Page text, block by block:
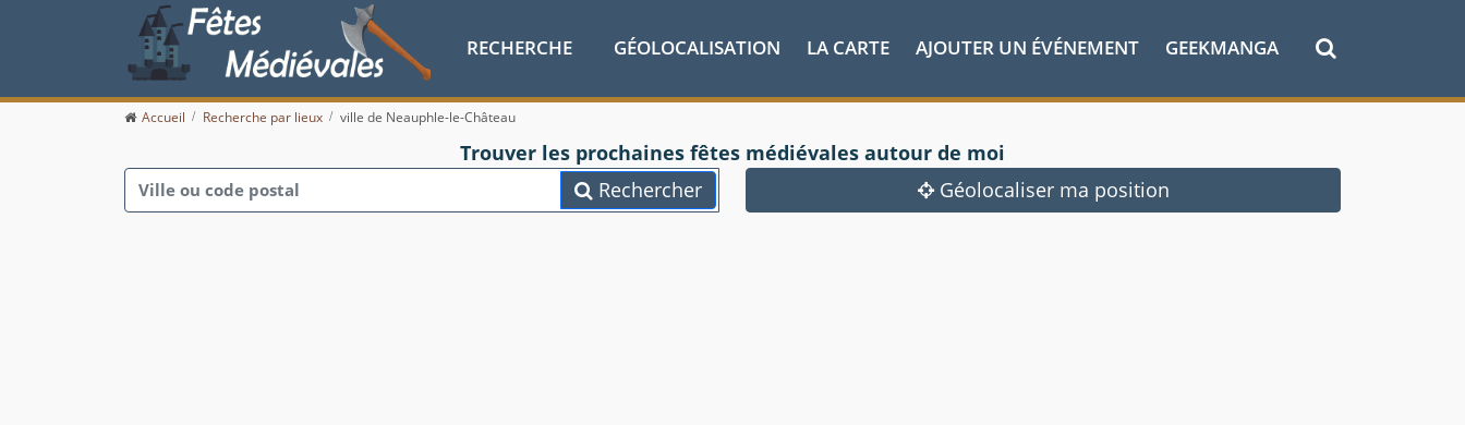
RECHERCHE GÉOLOCALISATION LA CARTE AJOUTER UN ÉVÉNEMENT GEEKMANGA
Accueil Recherche par lieux ville de Neauphle-le-Château
Trouver les prochaines fêtes médiévales autour de moi
Rechercher
Géolocaliser ma position